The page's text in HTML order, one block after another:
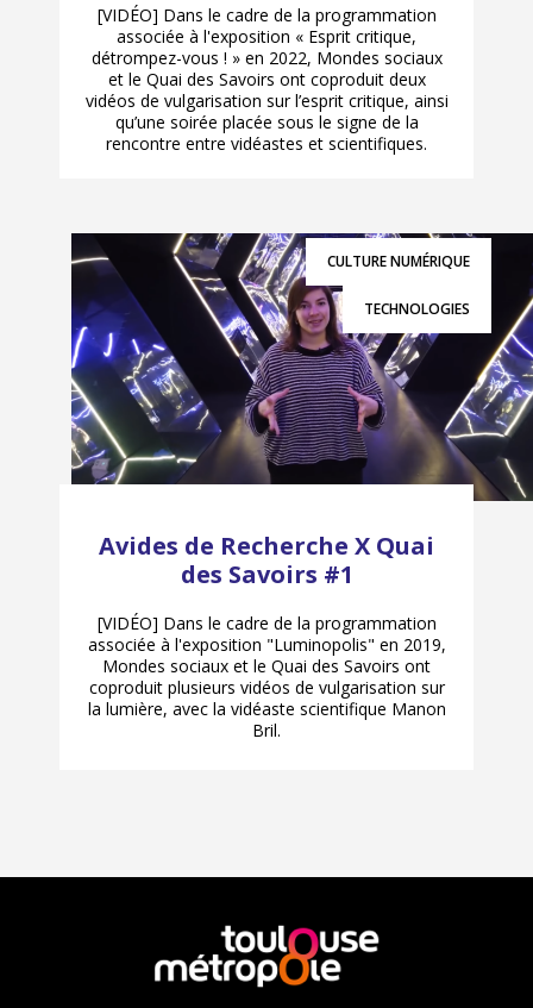
[VIDÉO] Dans le cadre de la programmation
associée à l'exposition « Esprit critique,
détrompez-vous ! » en 2022, Mondes sociaux
et le Quai des Savoirs ont coproduit deux
vidéos de vulgarisation sur l’esprit critique, ainsi
qu’une soirée placée sous le signe de la
rencontre entre vidéastes et scientifiques.
CULTURE NUMÉRIQUE
TECHNOLOGIES
Avides de Recherche X Quai
des Savoirs #1
[VIDÉO] Dans le cadre de la programmation
associée à l'exposition "Luminopolis" en 2019,
Mondes sociaux et le Quai des Savoirs ont
coproduit plusieurs vidéos de vulgarisation sur
la lumière, avec la vidéaste scientifique Manon
Bril.
En
savoir
plus